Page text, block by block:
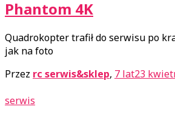
Phantom 4K
Quadrokopter trafił do serwisu po
jak na foto
Przez rc serwis&sklep, 7 lat23
serwis